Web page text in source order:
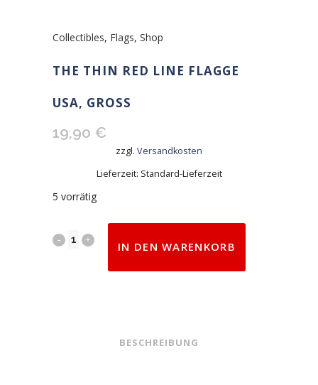
Collectibles, Flags, Shop
THE THIN RED LINE FLAGGE
USA, GROSS
19,90 €
zzgl. Versandkosten
Lieferzeit: Standard-Lieferzeit
5 vorrätig
The
IN DEN WARENKORB
BESCHREIBUNG